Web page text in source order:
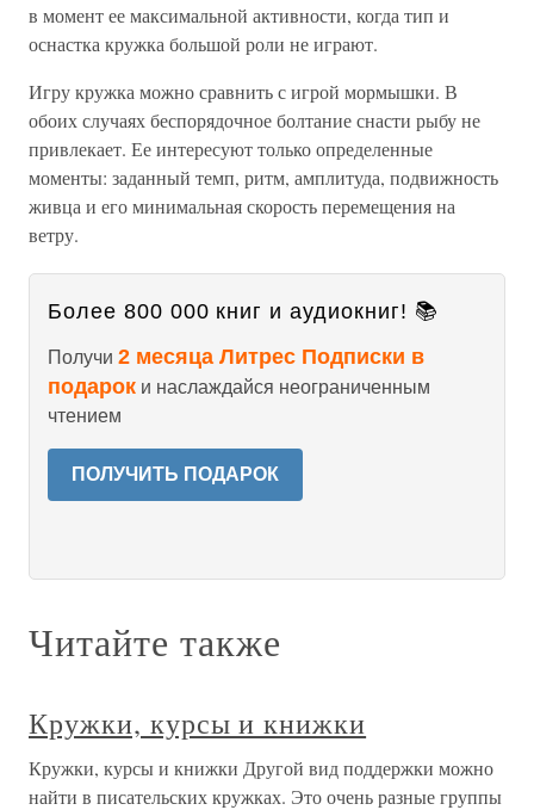
в момент ее максимальной активности, когда тип и
оснастка кружка большой роли не играют.
Игру кружка можно сравнить с игрой мормышки. В
обоих случаях беспорядочное болтание снасти рыбу не
привлекает. Ее интересуют только определенные
моменты: заданный темп, ритм, амплитуда, подвижность
живца и его минимальная скорость перемещения на
ветру.
Более 800 000 книг и аудиокниг! 📚
Получи 2 месяца Литрес Подписки в
подарок и наслаждайся неограниченным
чтением
ПОЛУЧИТЬ ПОДАРОК
Читайте также
Кружки, курсы и книжки
Кружки, курсы и книжки Другой вид поддержки можно
найти в писательских кружках. Это очень разные группы